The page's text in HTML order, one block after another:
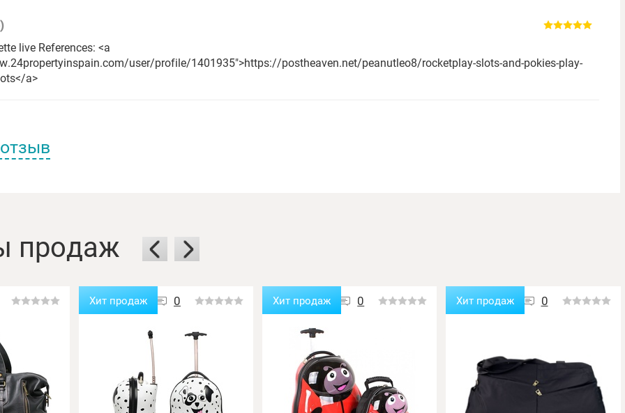
live References: <a
user/profile/1401935">https://postheaven.net/peanutleo8/rocketplay-slots-and-pokies-play-
a>
продаж
0
Хит продаж 0
Хит продаж 0
Хит продаж